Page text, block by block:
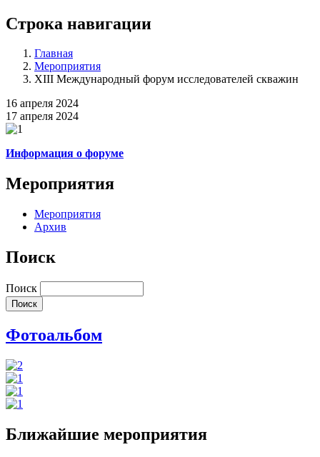
Строка навигации
Главная
Мероприятия
XIII Международный форум исследователей скважин
16 апреля 2024
17 апреля 2024
Информация о форуме
Мероприятия
Мероприятия
Архив
Поиск
Поиск
Фотоальбом
Ближайшие мероприятия